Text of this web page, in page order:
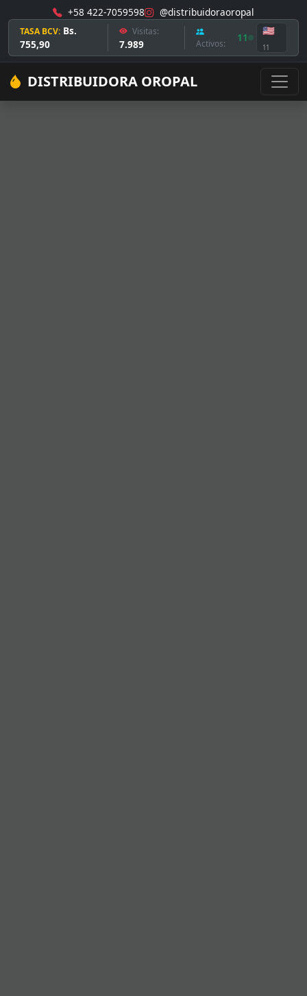
+58 422-7059598 @distribuidoraoropal
TASA BCV: Bs.
755,90
Visitas:
7.989 Activos: 11
🇺🇸
11
DISTRIBUIDORA OROPAL